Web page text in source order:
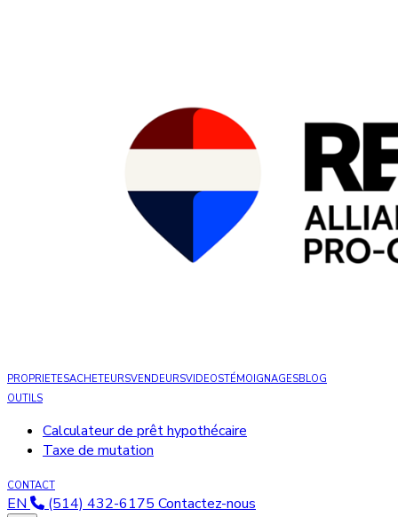
PROPRIETESACHETEURSVENDEURSVIDEOSTÉMOIGNAGESBLOG
OUTILS
Calculateur de prêt hypothécaire
Taxe de mutation
CONTACT
EN (514) 432-6175 Contactez-nous